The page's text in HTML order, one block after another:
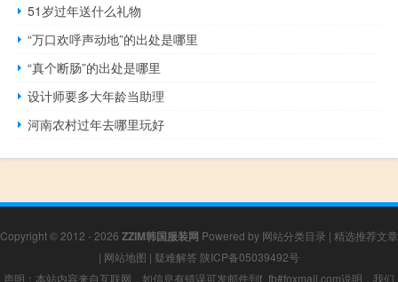
51岁过年送什么礼物
“万口欢呼声动地”的出处是哪里
“真个断肠”的出处是哪里
设计师要多大年龄当助理
河南农村过年去哪里玩好
Copyright © 2012 - 2026 ZZIM韩国服装网 Powered by 网站分类目录 | 精选推荐文章
| 网站地图 | 疑难解答 陕ICP备05039492号
声明：本站内容来自互联网，如信息有错误可发邮件到f_fb#foxmail.com说明，我们